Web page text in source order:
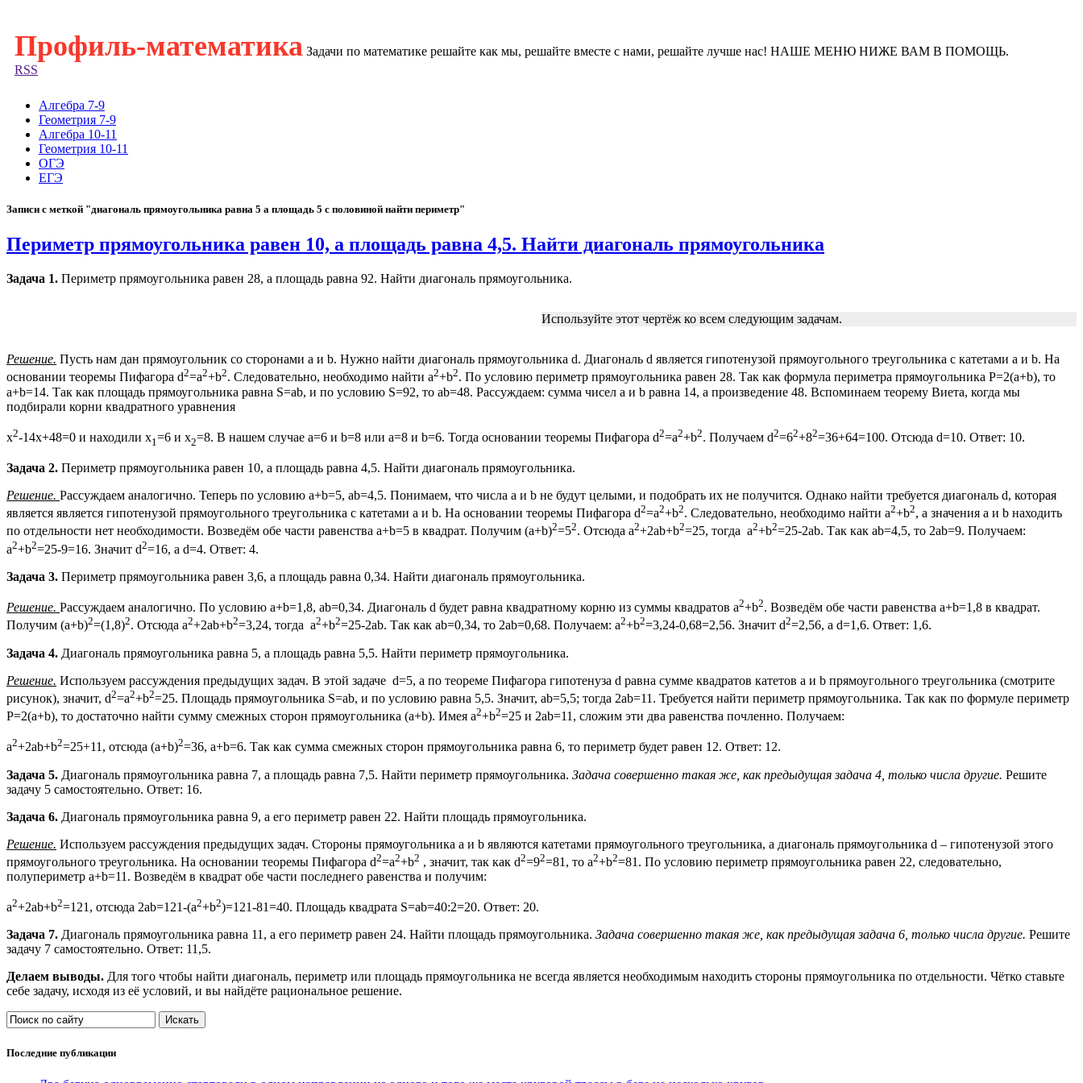
Профиль-математика Задачи по математике решайте как мы, решайте вместе с нами, решайте лучше нас! НАШЕ МЕНЮ НИЖЕ ВАМ В ПОМОЩЬ.
RSS
Алгебра 7-9
Геометрия 7-9
Алгебра 10-11
Геометрия 10-11
ОГЭ
ЕГЭ
Записи с меткой "диагональ прямоугольника равна 5 а площадь 5 с половиной найти периметр"
Периметр прямоугольника равен 10, а площадь равна 4,5. Найти диагональ прямоугольника
Задача 1. Периметр прямоугольника равен 28, а площадь равна 92. Найти диагональ прямоугольника.
Используйте этот чертёж ко всем следующим задачам.
Решение. Пусть нам дан прямоугольник со сторонами а и b. Нужно найти диагональ прямоугольника d. Диагональ d является гипотенузой прямоугольного треугольника с катетами а и b. На
основании теоремы Пифагора d2=a2+b2. Следовательно, необходимо найти a2+b2. По условию периметр прямоугольника равен 28. Так как формула периметра прямоугольника P=2(a+b), то
a+b=14. Так как площадь прямоугольника равна S=ab, и по условию S=92, то ab=48. Рассуждаем: сумма чисел а и b равна 14, а произведение 48. Вспоминаем теорему Виета, когда мы
подбирали корни квадратного уравнения
x2-14x+48=0 и находили x1 =6 и х2=8. В нашем случае а=6 и b=8 или а=8 и b=6. Тогда основании теоремы Пифагора d2=a2+b2. Получаем d2=62+82=36+64=100. Отсюда d=10. Ответ: 10.
Задача 2. Периметр прямоугольника равен 10, а площадь равна 4,5. Найти диагональ прямоугольника.
Решение. Рассуждаем аналогично. Теперь по условию a+b=5, ab=4,5. Понимаем, что числа а и b не будут целыми, и подобрать их не получится. Однако найти требуется диагональ d, которая
является является гипотенузой прямоугольного треугольника с катетами а и b. На основании теоремы Пифагора d2=a2+b2. Следовательно, необходимо найти a2+b2, а значения а и b находить
по отдельности нет необходимости. Возведём обе части равенства a+b=5 в квадрат. Получим (a+b)2=52. Отсюда a2+2ab+b2=25, тогда a2+b2=25-2ab. Так как ab=4,5, то 2ab=9. Получаем:
a2+b2=25-9=16. Значит d2=16, а d=4. Ответ: 4.
Задача 3. Периметр прямоугольника равен 3,6, а площадь равна 0,34. Найти диагональ прямоугольника.
Решение. Рассуждаем аналогично. По условию a+b=1,8, ab=0,34. Диагональ d будет равна квадратному корню из суммы квадратов a2+b2. Возведём обе части равенства a+b=1,8 в квадрат.
Получим (a+b)2=(1,8)2. Отсюда a2+2ab+b2=3,24, тогда a2+b2=25-2ab. Так как ab=0,34, то 2ab=0,68. Получаем: a2+b2=3,24-0,68=2,56. Значит d2=2,56, а d=1,6. Ответ: 1,6.
Задача 4. Диагональ прямоугольника равна 5, а площадь равна 5,5. Найти периметр прямоугольника.
Решение. Используем рассуждения предыдущих задач. В этой задаче d=5, а по теореме Пифагора гипотенуза d равна сумме квадратов катетов а и b прямоугольного треугольника (смотрите
рисунок), значит, d2=a2+b2=25. Площадь прямоугольника S=ab, и по условию равна 5,5. Значит, ab=5,5; тогда 2ab=11. Требуется найти периметр прямоугольника. Так как по формуле периметр
P=2(a+b), то достаточно найти сумму смежных сторон прямоугольника (a+b). Имея a2+b2=25 и 2ab=11, сложим эти два равенства почленно. Получаем:
a2+2ab+b2=25+11, отсюда (a+b)2=36, a+b=6. Так как сумма смежных сторон прямоугольника равна 6, то периметр будет равен 12. Ответ: 12.
Задача 5. Диагональ прямоугольника равна 7, а площадь равна 7,5. Найти периметр прямоугольника. Задача совершенно такая же, как предыдущая задача 4, только числа другие. Решите
задачу 5 самостоятельно. Ответ: 16.
Задача 6. Диагональ прямоугольника равна 9, а его периметр равен 22. Найти площадь прямоугольника.
Решение. Используем рассуждения предыдущих задач. Стороны прямоугольника а и b являются катетами прямоугольного треугольника, а диагональ прямоугольника d – гипотенузой этого
прямоугольного треугольника. На основании теоремы Пифагора d2=a2+b2 , значит, так как d2=92=81, то a2+b2=81. По условию периметр прямоугольника равен 22, следовательно,
полупериметр a+b=11. Возведём в квадрат обе части последнего равенства и получим:
a2+2ab+b2=121, отсюда 2ab=121-(a2+b2)=121-81=40. Площадь квадрата S=ab=40:2=20. Ответ: 20.
Задача 7. Диагональ прямоугольника равна 11, а его периметр равен 24. Найти площадь прямоугольника. Задача совершенно такая же, как предыдущая задача 6, только числа другие. Решите
задачу 7 самостоятельно. Ответ: 11,5.
Делаем выводы. Для того чтобы найти диагональ, периметр или площадь прямоугольника не всегда является необходимым находить стороны прямоугольника по отдельности. Чётко ставьте
себе задачу, исходя из её условий, и вы найдёте рациональное решение.
Последние публикации